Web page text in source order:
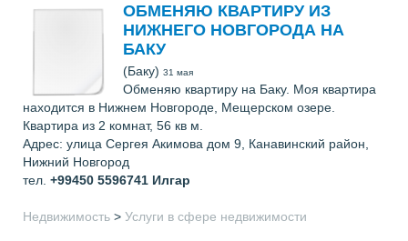
ОБМЕНЯЮ КВАРТИРУ ИЗ
НИЖНЕГО НОВГОРОДА НА
БАКУ
(Баку) 31 мая
Обменяю квартиру на Баку. Моя квартира
находится в Нижнем Новгороде, Мещерском озере.
Квартира из 2 комнат, 56 кв м.
Адрес: улица Сергея Акимова дом 9, Канавинский район,
Нижний Новгород
тел. +99450 5596741 Илгар
Недвижимость > Услуги в сфере недвижимости